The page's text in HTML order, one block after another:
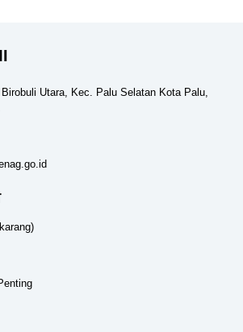
Utara, Kec. Palu Selatan Kota Palu,